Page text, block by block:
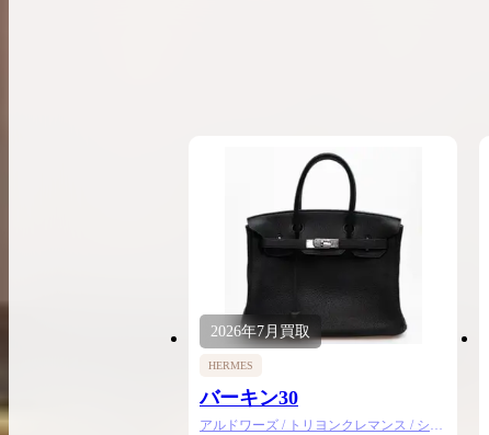
2026年7月買取
HERMES
バーキン30
アルドワーズ / トリヨンクレマンス / シル